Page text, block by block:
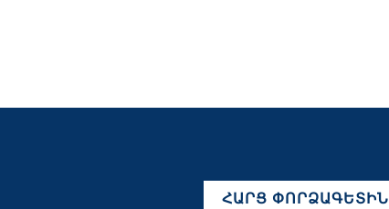
ՀԱՐՑ ՓՈՐՁԱԳԵՏԻՆ